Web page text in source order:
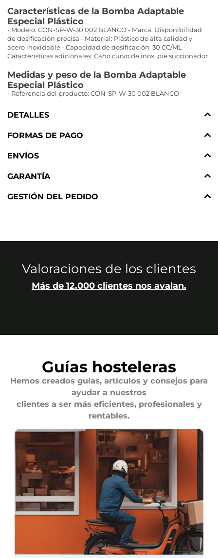
Características de la Bomba Adaptable
Especial Plástico
- Modelo: CON-SP-W-30 002 BLANCO - Marca: Disponibilidad
de dosificación precisa - Material: Plástico de alta calidad y
acero inoxidable - Capacidad de dosificación: 30 CC/ML -
Características adicionales: Caño curvo de inox, pie succionador
Medidas y peso de la Bomba Adaptable
Especial Plástico
- Referencia del producto: CON-SP-W-30 002 BLANCO
DETALLES
FORMAS DE PAGO
ENVÍOS
GARANTÍA
GESTIÓN DEL PEDIDO
Valoraciones de los clientes
Más de 12.000 clientes nos avalan.
Guías hosteleras
Hemos creados guías, artículos y consejos para
ayudar a nuestros
clientes a ser más eficientes, profesionales y
rentables.